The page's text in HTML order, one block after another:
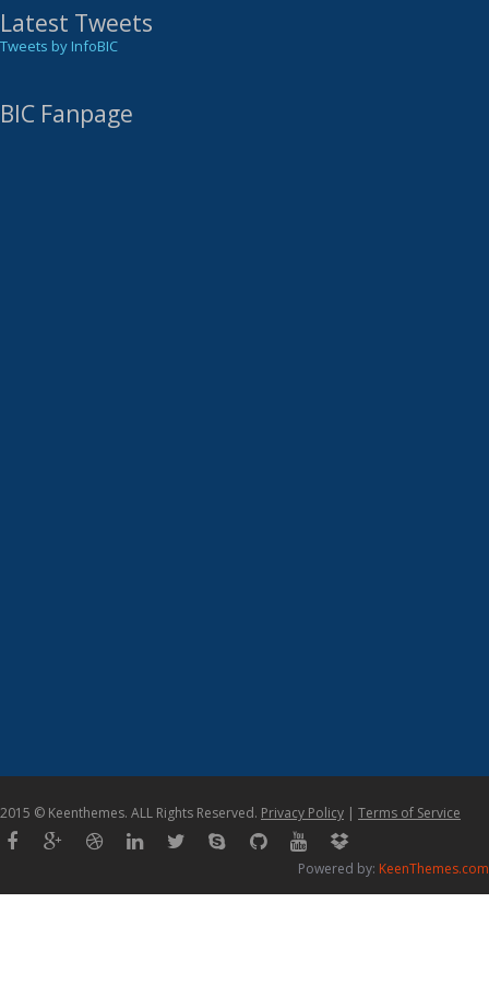
Latest Tweets
Tweets by InfoBIC
BIC Fanpage
2015 © Keenthemes. ALL Rights Reserved. Privacy Policy | Terms of Service
Powered by: KeenThemes.com